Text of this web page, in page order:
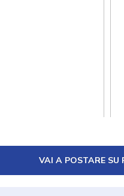
VAI A POSTARE SU